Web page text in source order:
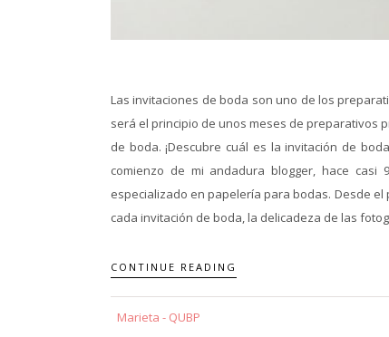
Las invitaciones de boda son uno de los
será el principio de unos meses de preparativos
de boda. ¡Descubre cuál es la invitación de
comienzo de mi andadura blogger, hace
especializado en papelería para bodas. Desde
cada invitación de boda, la delicadeza de las
CONTINUE READING
Marieta - QUBP